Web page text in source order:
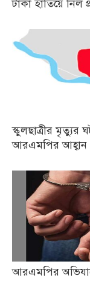
টাকা হাতিয়ে নিল
স্কুলছাত্রীর
আরএমপির আহ্বান
আরএমপির